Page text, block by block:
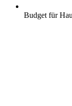
Budget für